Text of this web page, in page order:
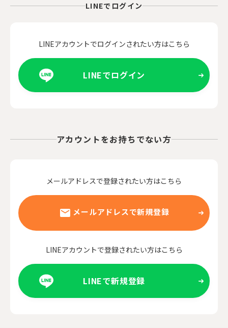
LINEでログイン
LINEアカウントでログインされたい方はこちら
LINEでログイン
アカウントをお持ちでない方
メールアドレスで登録されたい方はこちら
メールアドレスで新規登録
LINEアカウントで登録されたい方はこちら
LINEで新規登録